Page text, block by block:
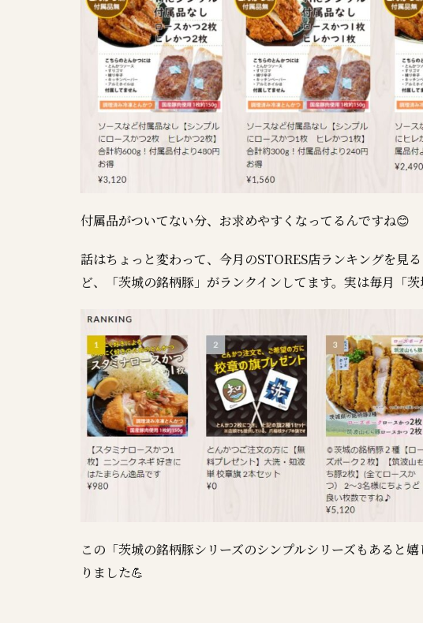
付属品がついてない分、お求めやすくなってるんですね😊
話はちょっと変わって、今月のSTORES店ランキングを見
ど、「茨城の銘柄豚」がランクインしてます。実は毎月「
この「茨城の銘柄豚シリーズのシンプルシリーズもあると
りました💪